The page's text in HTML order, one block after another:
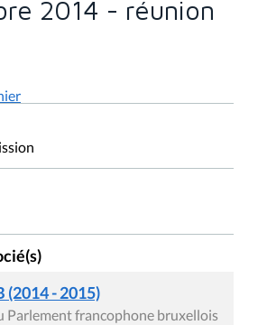
2014 - réunion
(2014 - 2015)
Parlement francophone bruxellois